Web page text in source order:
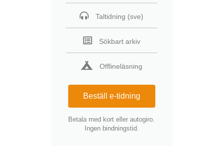
Taltidning (sve)
Sökbart arkiv
Offlineläsning
Beställ e-tidning
Betala med kort eller autogiro.
Ingen bindningstid.